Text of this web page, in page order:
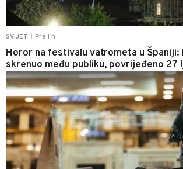
SVIJET Pre 1 h
Horor na festivalu vatrometa u Španiji:
skrenuo među publiku, povrijeđeno 27